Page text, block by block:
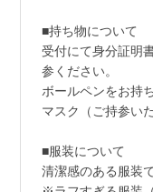
■持ち物について
受付にて身分証明
参ください。
ボールペンをお持
マスク（ご持参い
■服装について
清潔感のある服装